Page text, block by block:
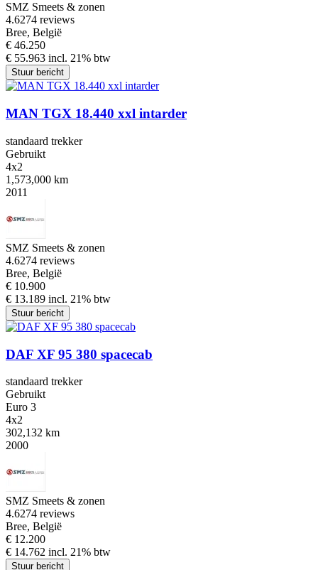
SMZ Smeets & zonen
4.6274 reviews
Bree, België
€ 46.250
€ 55.963 incl. 21% btw
Stuur bericht
MAN TGX 18.440 xxl intarder
standaard trekker
Gebruikt
4x2
1,573,000 km
2011
SMZ Smeets & zonen
4.6274 reviews
Bree, België
€ 10.900
€ 13.189 incl. 21% btw
Stuur bericht
DAF XF 95 380 spacecab
standaard trekker
Gebruikt
Euro 3
4x2
302,132 km
2000
SMZ Smeets & zonen
4.6274 reviews
Bree, België
€ 12.200
€ 14.762 incl. 21% btw
Stuur bericht